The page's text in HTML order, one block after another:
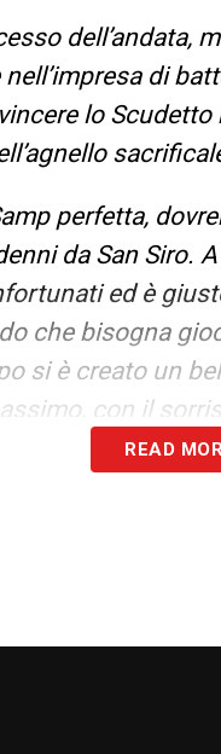
dell’andata,
di
lo
perfetta,
da San Siro.
ed è
che bisogna
si è creato un
con il
SU
READ